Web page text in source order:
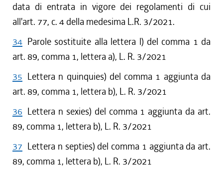
data di entrata in vigore dei regolamenti di cui
all'art. 77, c. 4 della medesima L.R. 3/2021.
34 Parole sostituite alla lettera l) del comma 1 da
art. 89, comma 1, lettera a), L. R. 3/2021
35 Lettera n quinquies) del comma 1 aggiunta da
art. 89, comma 1, lettera b), L. R. 3/2021
36 Lettera n sexies) del comma 1 aggiunta da art.
89, comma 1, lettera b), L. R. 3/2021
37 Lettera n septies) del comma 1 aggiunta da art.
89, comma 1, lettera b), L. R. 3/2021